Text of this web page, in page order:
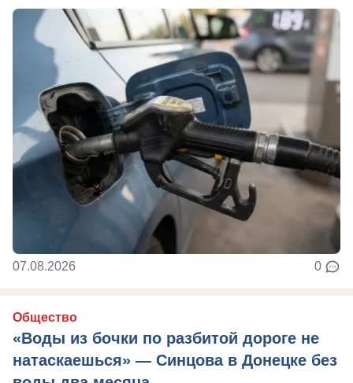
07.08.2026 0
Общество
«Воды из бочки по разбитой дороге не
натаскаешься» — Синцова в Донецке без